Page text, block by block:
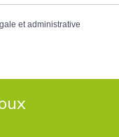
et administrative